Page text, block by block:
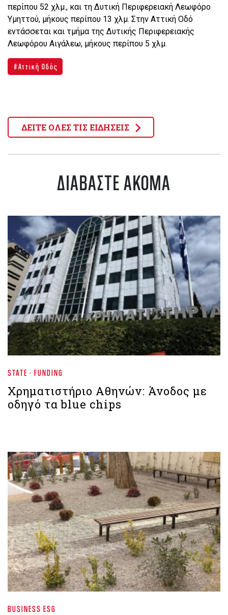
περίπου 52 χλμ., και τη Δυτική Περιφερειακή Λεωφόρο
Υμηττού, μήκους περίπου 13 χλμ. Στην Αττική Οδό
εντάσσεται και τμήμα της Δυτικής Περιφερειακής
Λεωφόρου Αιγάλεω, μήκους περίπου 5 χλμ.
Αττική Οδός
ΔΕΙΤΕ ΟΛΕΣ ΤΙΣ ΕΙΔΗΣΕΙΣ
ΔΙΑΒΑΣΤΕ ΑΚΟΜΑ
STATE - FUNDING
Χρηματιστήριο Aθηνών: Άνοδος με
οδηγό τα blue chips
BUSINESS ESG